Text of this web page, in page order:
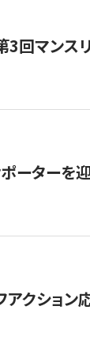
3回マン
ーターを
クション